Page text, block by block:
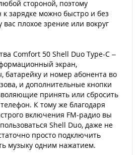
стороной, поэтому
зарядке можно быстро и без
плохое зрение или вокруг
Comfort 50 Shell Duo Type-C –
экран,
и номер абонента во
и дополнительные кнопки
принять или сбросить
К тому же благодаря
включения FM-радио вы
Shell Duo, даже не
просто подключить
музыку одним нажатием.